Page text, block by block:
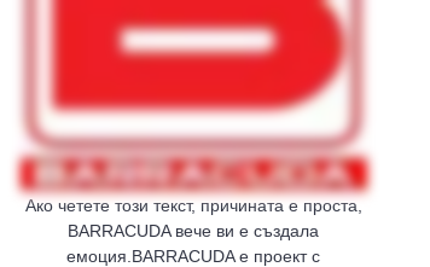
Ако четете този текст, причината е проста,
BARRACUDA вече ви е създала
емоция.BARRACUDA е проект с